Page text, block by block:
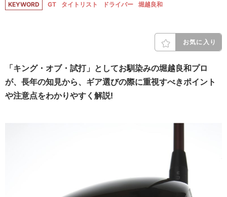
KEYWORD GT タイトリスト ドライバー 堀越良和
お気に入り
「キング・オブ・試打」としてお馴染みの堀越良和プロ
が、長年の知見から、ギア選びの際に重視すべきポイント
や注意点をわかりやすく解説!